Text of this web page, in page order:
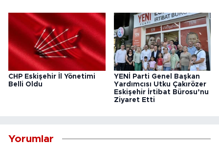
CHP Eskişehir İl Yönetimi
Belli Oldu
YENİ Parti Genel Başkan
Yardımcısı Utku Çakırözer
Eskişehir İrtibat Bürosu’nu
Ziyaret Etti
Yorumlar